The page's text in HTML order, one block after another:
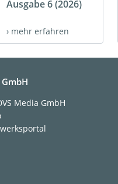
Ausgabe 6 (2026)
› mehr erfahren
Media GmbH